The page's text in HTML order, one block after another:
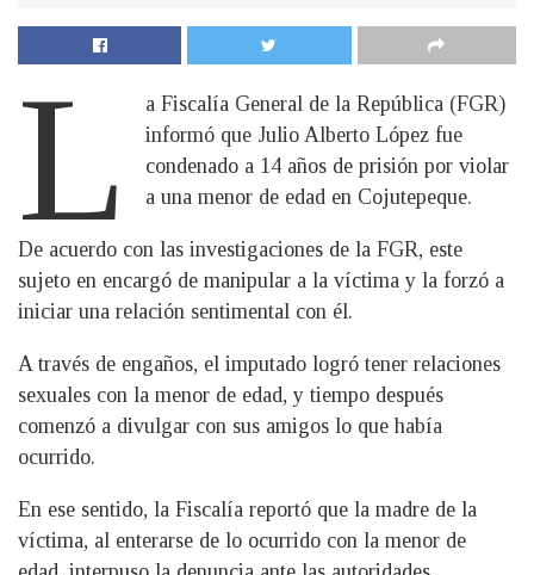
L
a Fiscalía General de la República (FGR)
informó que Julio Alberto López fue
condenado a 14 años de prisión por violar
a una menor de edad en Cojutepeque.
De acuerdo con las investigaciones de la FGR, este
sujeto en encargó de manipular a la víctima y la forzó a
iniciar una relación sentimental con él.
A través de engaños, el imputado logró tener relaciones
sexuales con la menor de edad, y tiempo después
comenzó a divulgar con sus amigos lo que había
ocurrido.
En ese sentido, la Fiscalía reportó que la madre de la
víctima, al enterarse de lo ocurrido con la menor de